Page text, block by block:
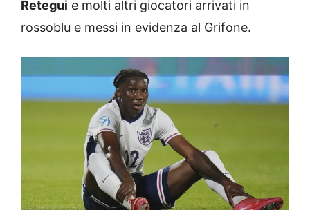
Retegui e molti altri giocatori arrivati in
rossoblu e messi in evidenza al Grifone.